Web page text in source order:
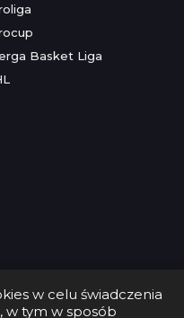
w celu świadczenia
w tym w sposób
Basket Liga